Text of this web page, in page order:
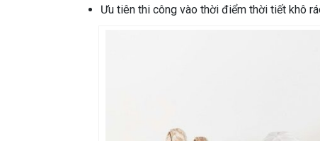
Ưu tiên thi công vào thời điểm thời tiết khô